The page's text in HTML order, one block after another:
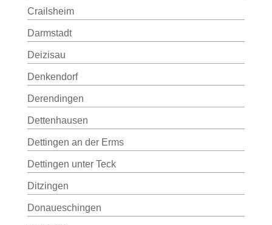
Crailsheim
Darmstadt
Deizisau
Denkendorf
Derendingen
Dettenhausen
Dettingen an der Erms
Dettingen unter Teck
Ditzingen
Donaueschingen